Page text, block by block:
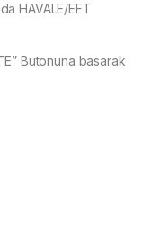
HAVALE/EFT
Butonuna basarak